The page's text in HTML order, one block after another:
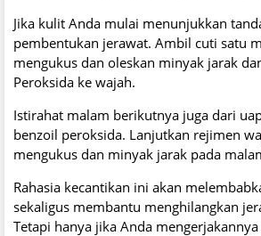
Jika kulit Anda mulai menunjukkan
pembentukan jerawat. Ambil cuti satu
mengukus dan oleskan minyak jarak
Peroksida ke wajah.
Istirahat malam berikutnya juga dari
benzoil peroksida. Lanjutkan rejimen
mengukus dan minyak jarak pada
Rahasia kecantikan ini akan
sekaligus membantu menghilangkan
Tetapi hanya jika Anda